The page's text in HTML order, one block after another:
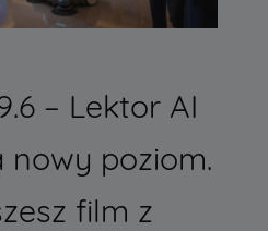
– Lektor AI
nowy poziom.
film z